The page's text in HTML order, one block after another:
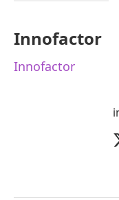
Innofactor
Innofactor